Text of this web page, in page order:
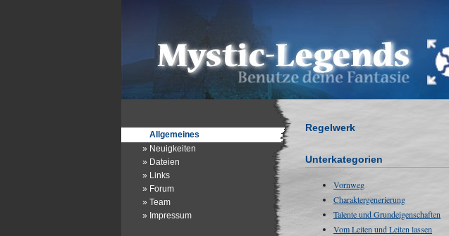
Allgemeines
» Neuigkeiten
» Dateien
» Links
» Forum
» Team
» Impressum
Regelwerk
Unterkategorien
Vornweg
Charaktergenerierung
Talente und Grundeigenschaften
Vom Leiten und Leiten lassen